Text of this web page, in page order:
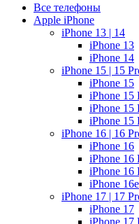
Все телефоны
Apple iPhone
iPhone 13 | 14
iPhone 13
iPhone 14
iPhone 15 | 15
iPhone 15
iPhone 15
iPhone 15
iPhone 15
iPhone 16 | 16
iPhone 16
iPhone 16
iPhone 16
iPhone 16e
iPhone 17 | 17
iPhone 17
iPhone 17